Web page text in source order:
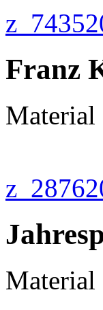
Franz
Material
Material